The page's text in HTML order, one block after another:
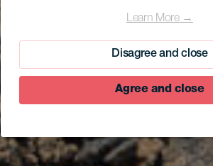
Learn More →
Disagree and close
Agree and close